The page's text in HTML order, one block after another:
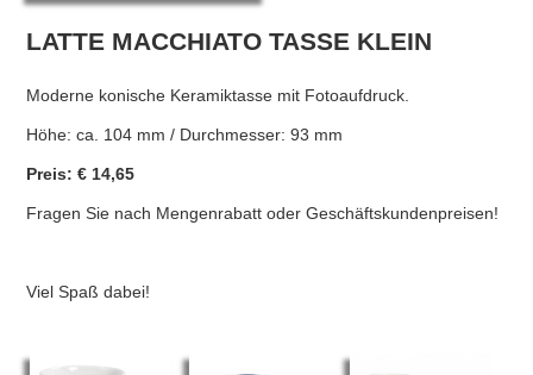
LATTE MACCHIATO TASSE KLEIN
Moderne konische Keramiktasse mit Fotoaufdruck.
Höhe: ca. 104 mm / Durchmesser: 93 mm
Preis: € 14,65
Fragen Sie nach Mengenrabatt oder Geschäftskundenpreisen!
Viel Spaß dabei!